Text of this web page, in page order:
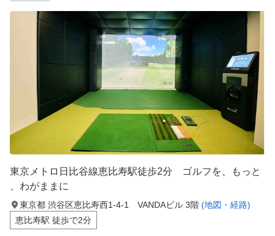
東京メトロ日比谷線恵比寿駅徒歩2分 ゴルフを、もっと
、わがままに
東京都 渋谷区恵比寿西1-4-1 VANDAビル 3階 (地図・経路)
恵比寿駅 徒歩で2分